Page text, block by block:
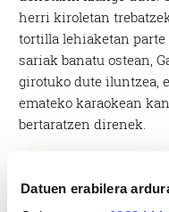
Datuen erabilera
herri kiroletan
tortilla lehiaketan
sariak banatu ostean,
girotuko dute iluntzea,
emateko karaokean
bertaratzen direnek.